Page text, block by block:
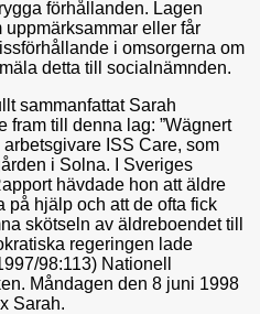
förhållanden. Lagen
eller får
i omsorgerna om
detta till socialnämnden.
sammanfattat Sarah
fram till denna lag: ”Wägnert
ISS Care, som
i Solna. I Sveriges
hävdade hon att äldre
på hjälp och att de ofta fick
skötseln av äldreboendet till
regeringen lade
98:113) Nationell
Måndagen den 8 juni 1998
Sarah.